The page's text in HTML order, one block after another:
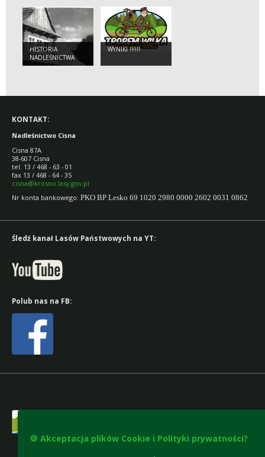
HISTORIA
NADLEŚNICTWA
WYNIKI !!!!!!
KONTAKT:
Nadleśnictwo Cisna
Cisna 87A
38-607 Cisna
tel. 13 / 468 - 63 - 01
fax 13 / 468 - 64 - 35
cisna@krosno.lasy.gov.pl
Nr konta bankowego: PKO BP Lesko 69 1020 2980 0000 2602 0031 0862
Śledź kanał Lasów Państwowych na YT:
Polub nas na FB:
🍪 Akceptacja plików Cookie i Polityki prywatności?